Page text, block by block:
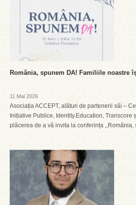
România, spunem DA! Familiile noastre
11 Mai 2026
Asociația ACCEPT, alături de partenerii săi –
Inițiative Publice, Identity.Education, Transcore
plăcerea de a vă invita la conferința ,,România,